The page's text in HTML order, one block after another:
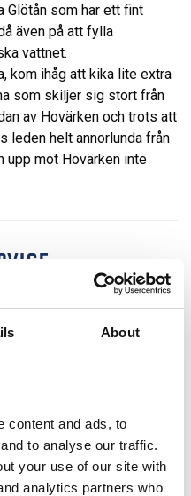
About
content and ads, to
to analyse our traffic.
your use of our site with
analytics partners who
Glötån som har ett fint
även på att fylla
vattnet.
kom ihåg att kika lite extra
som skiljer sig stort från
av Hovärken och trots att
leden helt annorlunda från
upp mot Hovärken inte